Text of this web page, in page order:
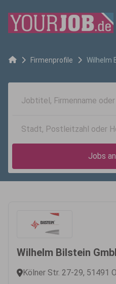
Firmenprofile Wilhelm
Jobs
Wilhelm Bilstein
Kölner Str. 27-29, 51491